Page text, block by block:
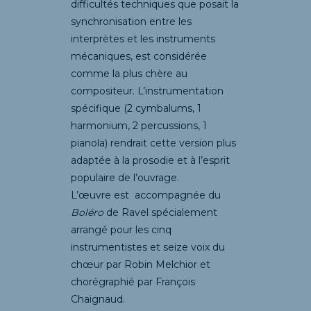
difficultés techniques que posait la
synchronisation entre les
interprètes et les instruments
mécaniques, est considérée
comme la plus chère au
compositeur. L’instrumentation
spécifique (2 cymbalums, 1
harmonium, 2 percussions, 1
pianola) rendrait cette version plus
adaptée à la prosodie et à l’esprit
populaire de l’ouvrage.
L’œuvre est accompagnée du
Boléro de Ravel spécialement
arrangé pour les cinq
instrumentistes et seize voix du
chœur par Robin Melchior et
chorégraphié par François
Chaignaud.